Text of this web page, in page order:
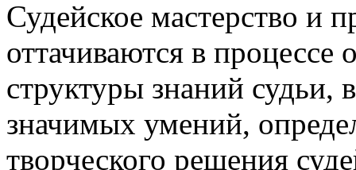
Судейское мастерство и
оттачиваются в
структуры знаний судьи,
значимых умений,
творческого решения